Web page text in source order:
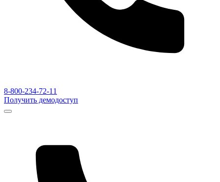
8-800-234-72-11
Получить демодоступ